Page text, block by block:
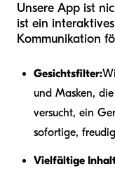
Unsere App ist
ist ein
Kommunikation
Gesichtsfilter:
und Masken,
versucht, ein
sofortige,
Vielfältige